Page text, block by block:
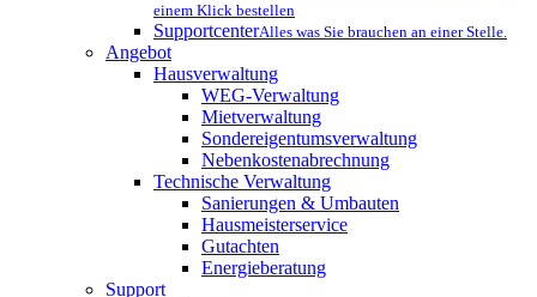
einem Klick bestellen
SupportcenterAlles was Sie brauchen an einer Stelle.
Angebot
Hausverwaltung
WEG-Verwaltung
Mietverwaltung
Sondereigentumsverwaltung
Nebenkostenabrechnung
Technische Verwaltung
Sanierungen & Umbauten
Hausmeisterservice
Gutachten
Energieberatung
Support